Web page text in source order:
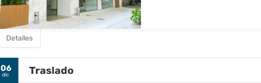
Detalles
06
dic Traslado